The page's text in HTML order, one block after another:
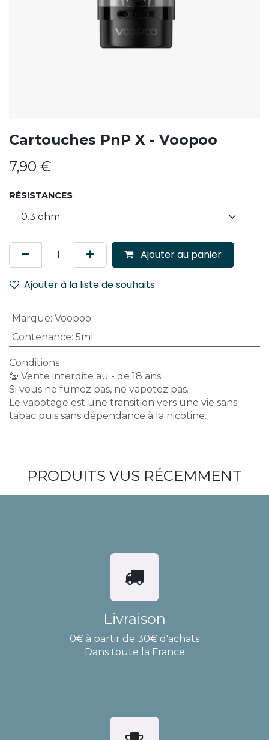
Cartouches PnP X - Voopoo
7,90 €
RÉSISTANCES
Ajouter au panier
Ajouter à la liste de souhaits
Marque: Voopoo
Contenance: 5ml
Conditions
🔞 Vente interdite au - de 18 ans.
Si vous ne fumez pas, ne vapotez pas.
Le vapotage est une transition vers une vie sans
tabac puis sans dépendance à la nicotine.
PRODUITS VUS RÉCEMMENT
Livraison
0€ à partir de 30€ d'achats
Dans toute la France